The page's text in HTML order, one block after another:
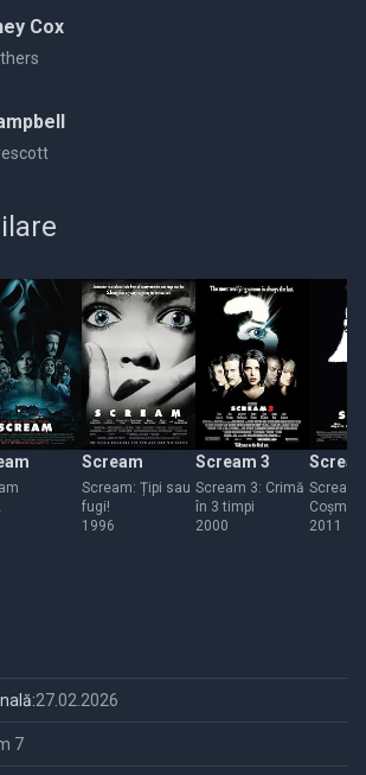
Cox
Scream
Scream: Țipi sau
fugi!
1996
Scream 3
Scream 3: Crimă
în 3 timpi
2000
Scream
continuă
2011
27.02.2026
7